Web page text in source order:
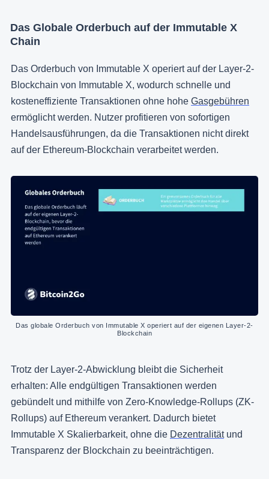
Das Globale Orderbuch auf der Immutable X
Chain
Das Orderbuch von Immutable X operiert auf der Layer-2-
Blockchain von Immutable X, wodurch schnelle und
kosteneffiziente Transaktionen ohne hohe Gasgebühren
ermöglicht werden. Nutzer profitieren von sofortigen
Handelsausführungen, da die Transaktionen nicht direkt
auf der Ethereum-Blockchain verarbeitet werden.
Das globale Orderbuch von Immutable X operiert auf der eigenen Layer-2-
Blockchain
Trotz der Layer-2-Abwicklung bleibt die Sicherheit
erhalten: Alle endgültigen Transaktionen werden
gebündelt und mithilfe von Zero-Knowledge-Rollups (ZK-
Rollups) auf Ethereum verankert. Dadurch bietet
Immutable X Skalierbarkeit, ohne die Dezentralitätund
Transparenz der Blockchain zu beeinträchtigen.